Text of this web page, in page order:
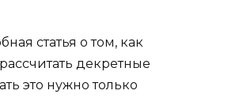
статья о том, как
декретные
это нужно только